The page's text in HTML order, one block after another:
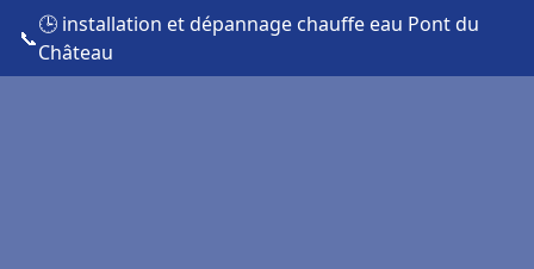
📞
🕒 installation et dépannage chauffe eau Pont du
Château